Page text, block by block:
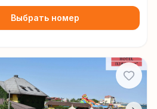
Выбрать номер